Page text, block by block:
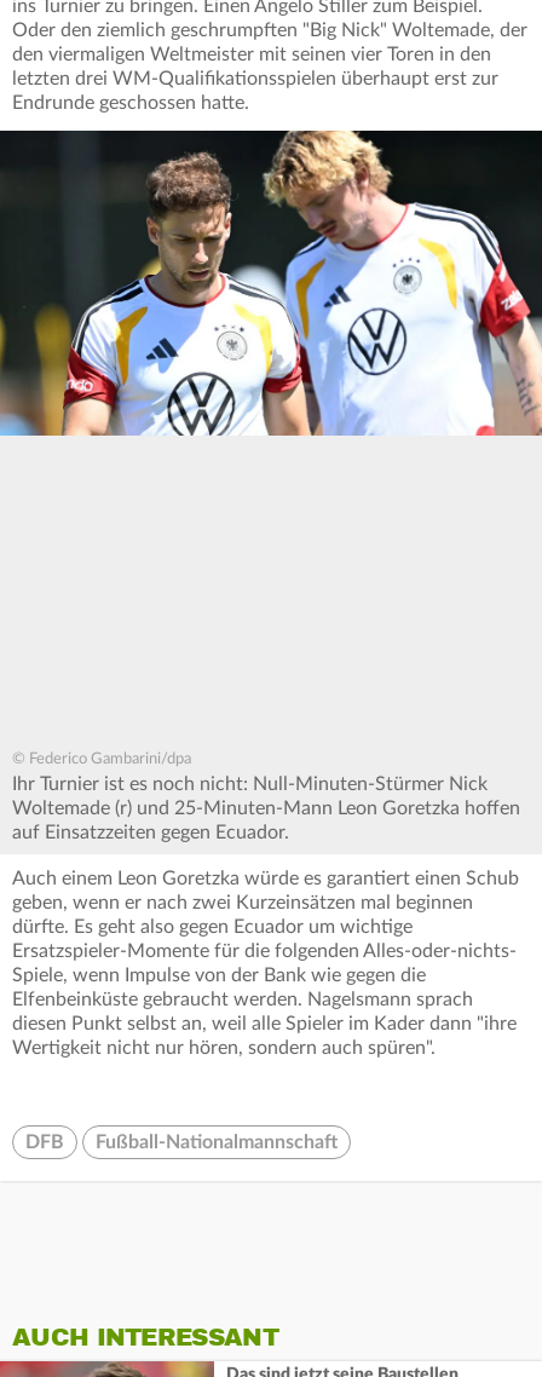
ins Turnier zu bringen. Einen Angelo Stiller zum Beispiel.
Oder den ziemlich geschrumpften "Big Nick" Woltemade, der
den viermaligen Weltmeister mit seinen vier Toren in den
letzten drei WM-Qualifikationsspielen überhaupt erst zur
Endrunde geschossen hatte.
© Federico Gambarini/dpa
Ihr Turnier ist es noch nicht: Null-Minuten-Stürmer Nick
Woltemade (r) und 25-Minuten-Mann Leon Goretzka hoffen
auf Einsatzzeiten gegen Ecuador.
Auch einem Leon Goretzka würde es garantiert einen Schub
geben, wenn er nach zwei Kurzeinsätzen mal beginnen
dürfte. Es geht also gegen Ecuador um wichtige
Ersatzspieler-Momente für die folgenden Alles-oder-nichts-
Spiele, wenn Impulse von der Bank wie gegen die
Elfenbeinküste gebraucht werden. Nagelsmann sprach
diesen Punkt selbst an, weil alle Spieler im Kader dann "ihre
Wertigkeit nicht nur hören, sondern auch spüren".
DFB Fußball-Nationalmannschaft
AUCH INTERESSANT